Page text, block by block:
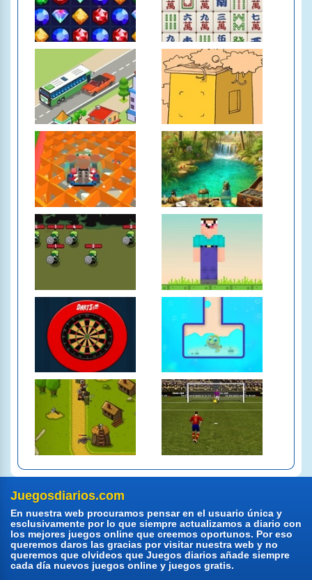
Juegosdiarios.com
En nuestra web procuramos pensar en el usuario única y
esclusivamente por lo que siempre actualizamos a diario con
los mejores juegos online que creemos oportunos. Por eso
queremos daros las gracias por visitar nuestra web y no
queremos que olvideos que Juegos diarios añade siempre
cada día nuevos juegos online y juegos gratis.